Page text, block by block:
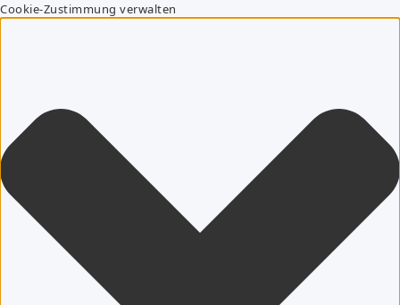
Cookie-Zustimmung verwalten